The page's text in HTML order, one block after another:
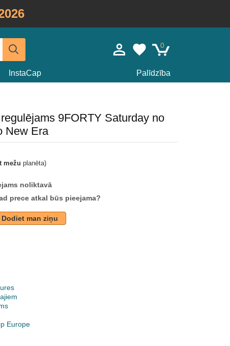
0
InstaCap Palīdzība
9FORTY Saturday no
New Era
mežu planēta)
noliktavā
prece atkal būs pieejama?
Dodiet man ziņu
Europe